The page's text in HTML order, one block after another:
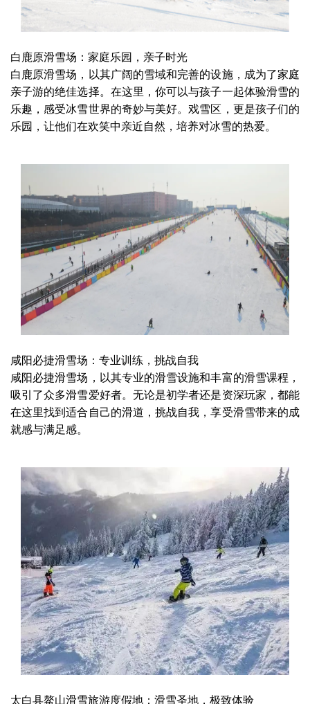
白鹿原滑雪场：家庭乐园，亲子时光
白鹿原滑雪场，以其广阔的雪域和完善的设施，成为了家庭
亲子游的绝佳选择。在这里，你可以与孩子一起体验滑雪的
乐趣，感受冰雪世界的奇妙与美好。戏雪区，更是孩子们的
乐园，让他们在欢笑中亲近自然，培养对冰雪的热爱。
咸阳必捷滑雪场：专业训练，挑战自我
咸阳必捷滑雪场，以其专业的滑雪设施和丰富的滑雪课程，
吸引了众多滑雪爱好者。无论是初学者还是资深玩家，都能
在这里找到适合自己的滑道，挑战自我，享受滑雪带来的成
就感与满足感。
太白县鳌山滑雪旅游度假地：滑雪圣地，极致体验